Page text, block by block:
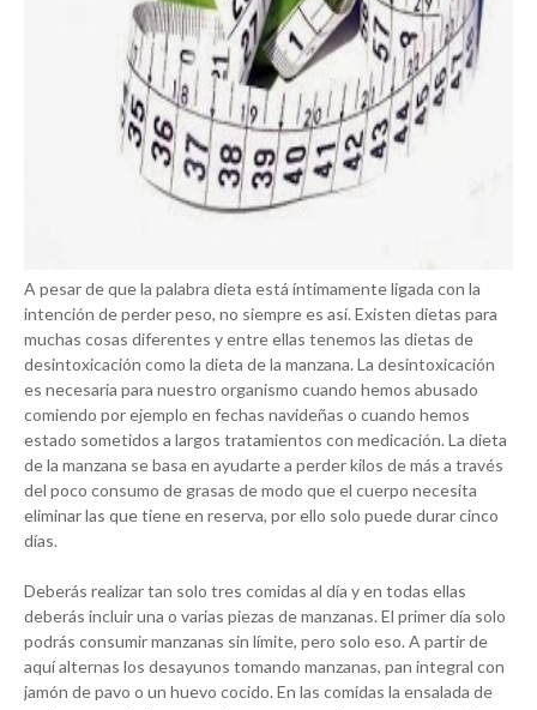
A pesar de que la palabra dieta está íntimamente ligada con la
intención de perder peso, no siempre es así. Existen dietas para
muchas cosas diferentes y entre ellas tenemos las dietas de
desintoxicación como la dieta de la manzana. La desintoxicación
es necesaria para nuestro organismo cuando hemos abusado
comiendo por ejemplo en fechas navideñas o cuando hemos
estado sometidos a largos tratamientos con medicación. La dieta
de la manzana se basa en ayudarte a perder kilos de más a través
del poco consumo de grasas de modo que el cuerpo necesita
eliminar las que tiene en reserva, por ello solo puede durar cinco
días.
Deberás realizar tan solo tres comidas al día y en todas ellas
deberás incluir una o varias piezas de manzanas. El primer día solo
podrás consumir manzanas sin límite, pero solo eso. A partir de
aquí alternas los desayunos tomando manzanas, pan integral con
jamón de pavo o un huevo cocido. En las comidas la ensalada de